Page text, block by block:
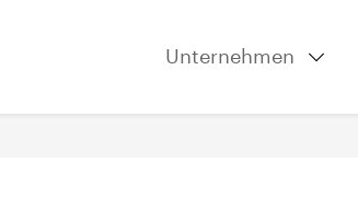
Unternehmen